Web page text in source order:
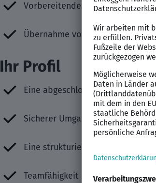
Vorbereitende Zuarbeit für die
Übernahme von allgemeinen
Ihr Profil
Eine abgeschlossene
Sicherer Umgang mit Tastatur
Eine strukturierte Arbeitsweise
Teamfähigkeit und eine offene